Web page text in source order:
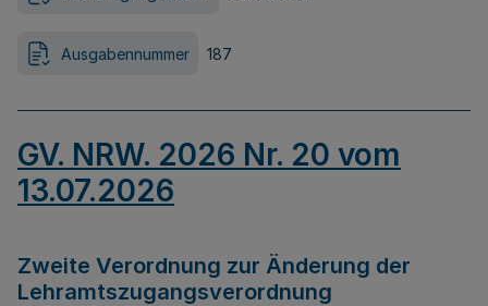
Ausgabennummer 187
GV. NRW. 2026 Nr. 20 vom
13.07.2026
Zweite Verordnung zur Änderung der
Lehramtszugangsverordnung